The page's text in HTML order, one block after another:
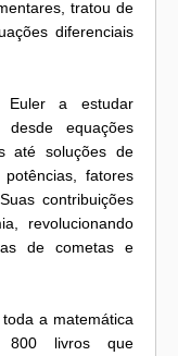
tratou de
diferenciais
Euler a estudar
desde equações
até soluções de
fatores
contribuições
revolucionando
de cometas e
a matemática
livros que